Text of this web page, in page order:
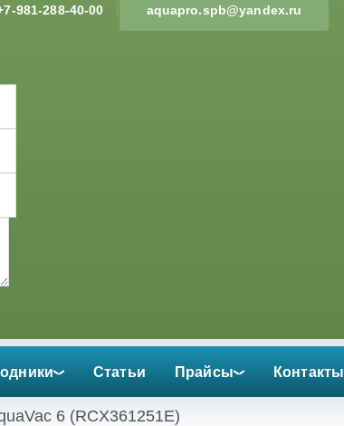
981-288-40-00 aquapro.spb@yandex.ru
Статьи Прайсы Контакты
6 (RCX361251E)